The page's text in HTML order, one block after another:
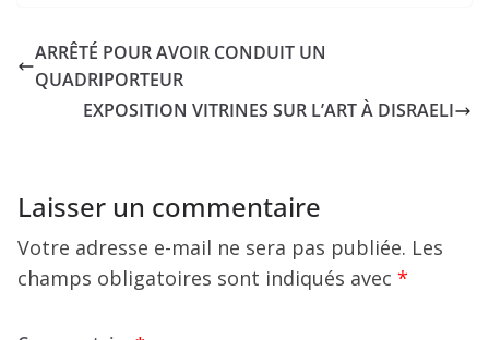
ARRÊTÉ POUR AVOIR CONDUIT UN
QUADRIPORTEUR
EXPOSITION VITRINES SUR L’ART À DISRAELI
Laisser un commentaire
Votre adresse e-mail ne sera pas publiée. Les
champs obligatoires sont indiqués avec *